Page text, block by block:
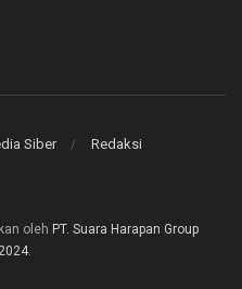
Siber Redaksi
oleh PT. Suara Harapan Group